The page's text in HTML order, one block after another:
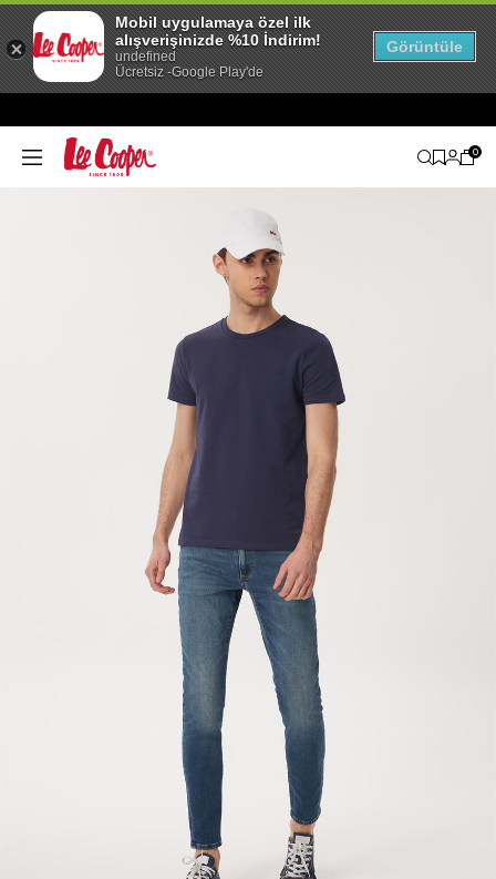
0
Mobil uygulamaya özel ilk
alışverişinizde %10 İndirim!
undefined
Ücretsiz -Google Play'de
Görüntüle